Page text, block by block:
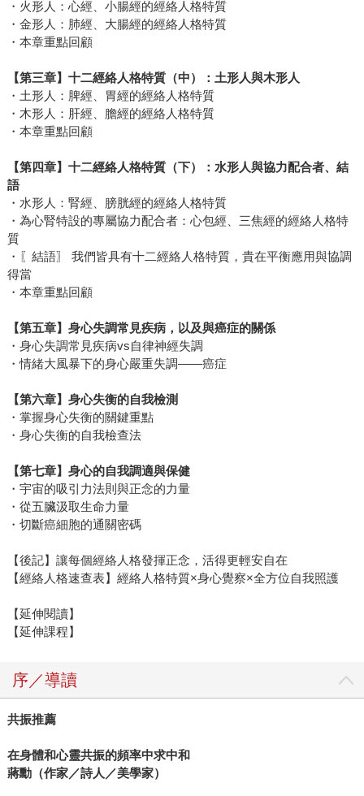
・火形人：心經、小腸經的經絡人格特質
・金形人：肺經、大腸經的經絡人格特質
・本章重點回顧
【第三章】十二經絡人格特質（中）：土形人與木形人
・土形人：脾經、胃經的經絡人格特質
・木形人：肝經、膽經的經絡人格特質
・本章重點回顧
【第四章】十二經絡人格特質（下）：水形人與協力配合者、結
語
・水形人：腎經、膀胱經的經絡人格特質
・為心腎特設的專屬協力配合者：心包經、三焦經的經絡人格特
質
・〖結語〗 我們皆具有十二經絡人格特質，貴在平衡應用與協調
得當
・本章重點回顧
【第五章】身心失調常見疾病，以及與癌症的關係
・身心失調常見疾病vs自律神經失調
・情緒大風暴下的身心嚴重失調——癌症
【第六章】身心失衡的自我檢測
・掌握身心失衡的關鍵重點
・身心失衡的自我檢查法
【第七章】身心的自我調適與保健
・宇宙的吸引力法則與正念的力量
・從五臟汲取生命力量
・切斷癌細胞的通關密碼
【後記】讓每個經絡人格發揮正念，活得更輕安自在
【經絡人格速查表】經絡人格特質×身心覺察×全方位自我照護
【延伸閱讀】
【延伸課程】
序／導讀
共振推薦
在身體和心靈共振的頻率中求中和
蔣勳（作家／詩人／美學家）